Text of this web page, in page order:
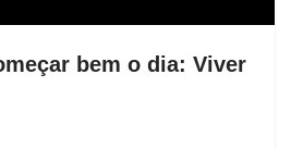
bem o dia: Viver